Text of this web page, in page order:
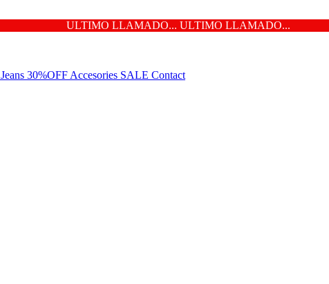
ULTIMO LLAMADO... ULTIMO LLAMADO...
Jeans 30%OFF Accesories SALE Contact